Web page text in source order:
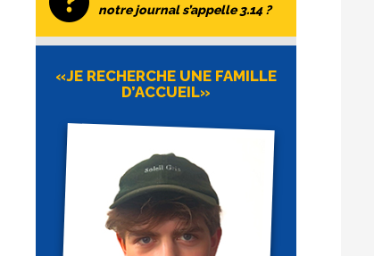
notre journal s’appelle 3.14 ?
«JE RECHERCHE UNE FAMILLE
D’ACCUEIL»